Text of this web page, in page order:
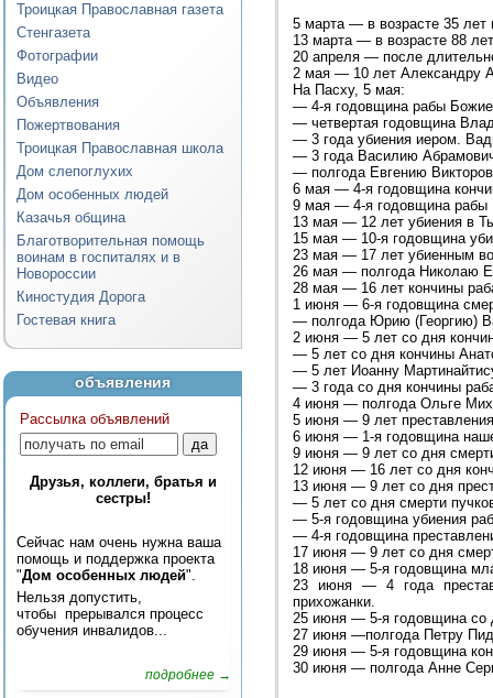
Троицкая Православная газета
Стенгазета
Фотографии
Видео
Объявления
Пожертвования
Троицкая Православная школа
Дом слепоглухих
Дом особенных людей
Казачья община
Благотворительная помощь
воинам в госпиталях и в
Новороссии
Киностудия Дорога
Гостевая книга
объявления
Рассылка объявлений
Друзья, коллеги, братья и
сестры!
Сейчас нам очень нужна ваша
помощь и поддержка проекта
"Дом особенных людей".
Нельзя допустить,
чтобы прерывался процесс
обучения инвалидов...
подробнее →
5 марта — в возрасте 35
13 марта — в возрасте 88
20 апреля — после
2 мая — 10 лет Александру
На Пасху, 5 мая:
— 4-я годовщина рабы
— четвертая годовщина
— 3 года убиения иером.
— 3 года Василию
— полгода Евгению
6 мая — 4-я годовщина
9 мая — 4-я годовщина рабы
13 мая — 12 лет убиения в
15 мая — 10-я годовщина
23 мая — 17 лет убиенным
26 мая — полгода Николаю
28 мая — 16 лет кончины
1 июня — 6-я годовщина
— полгода Юрию (Георгию)
2 июня — 5 лет со дня
— 5 лет со дня кончины
— 5 лет Иоанну
— 3 года со дня кончины
4 июня — полгода Ольге
5 июня — 9 лет
6 июня — 1-я годовщина
9 июня — 9 лет со дня
12 июня — 16 лет со дня
13 июня — 9 лет со дня
— 5 лет со дня смерти
— 5-я годовщина убиения
— 4-я годовщина
17 июня — 9 лет со дня
18 июня — 5-я годовщина
23 июня — 4 года
прихожанки.
25 июня — 5-я годовщина со
27 июня —полгода Петру
29 июня — 5-я годовщина
30 июня — полгода Анне